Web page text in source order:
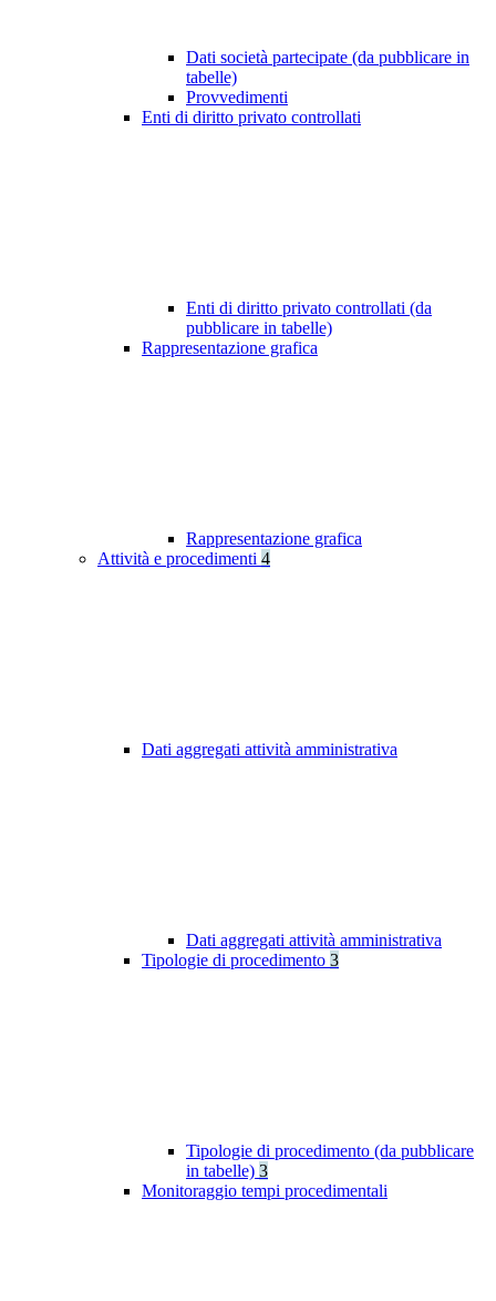
Dati società partecipate (da pubblicare in
tabelle)
Provvedimenti
Enti di diritto privato controllati
Enti di diritto privato controllati (da
pubblicare in tabelle)
Rappresentazione grafica
Rappresentazione grafica
Attività e procedimenti 4
Dati aggregati attività amministrativa
Dati aggregati attività amministrativa
Tipologie di procedimento 3
Tipologie di procedimento (da pubblicare
in tabelle) 3
Monitoraggio tempi procedimentali